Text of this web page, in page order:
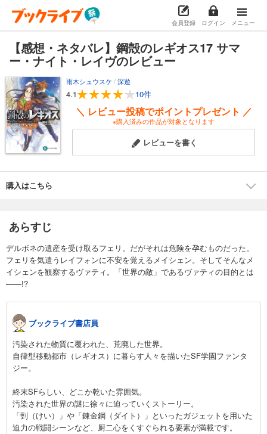
会員登録 ログイン メニュー
【感想・ネタバレ】鋼殻のレギオス17 サマ
ー・ナイト・レイヴのレビュー
雨木シュウスケ /深遊
4.1 10件
＼ レビュー投稿でポイントプレゼント ／
※購入済みの作品が対象となります
レビューを書く
購入はこちら
あらすじ
デルボネの遺産を受け取るフェリ。だがそれは危険を孕むものだった。
フェリを気遣うレイフォンに不安を覚えるメイシェン。そしてそんなメ
イシェンを観察するヴァティ。「世界の敵」であるヴァティの目的とは
――!?
ブックライブ書店員
汚染された物質に覆われた、荒廃した世界。
自律型移動都市（レギオス）に暮らす人々を描いたSF学園ファンタ
ジー。
終末SFらしい、どこか乾いた雰囲気。
汚染された世界の謎に徐々に迫っていくストーリー。
「剄（けい）」や「錬金鋼（ダイト）」といったガジェットを用いた
迫力の戦闘シーンなど、厨二心をくすぐられる要素が満載です。